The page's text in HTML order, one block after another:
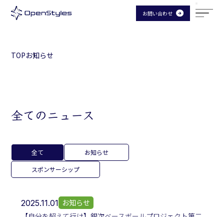
お問い合わせ
TOPお知らせ
全てのニュース
全て
お知らせ
スポンサーシップ
2025.11.01 お知らせ